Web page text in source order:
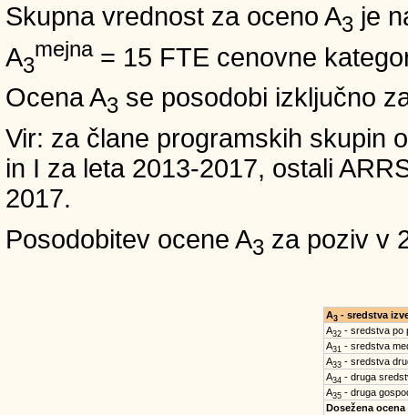
Skupna vrednost za oceno A3 je
A3
mejna= 15 FTE cenovne
Ocena A3 se posodobi izključno
Vir: za člane programskih skupin
in I za leta 2013-2017, ostali
2017.
Posodobitev ocene A3 za poziv v
A3- sredstva
A32- sredstva po
A31 - sredstva
A33- sredstva
A34 - druga
A35- druga
Dosežena ocena